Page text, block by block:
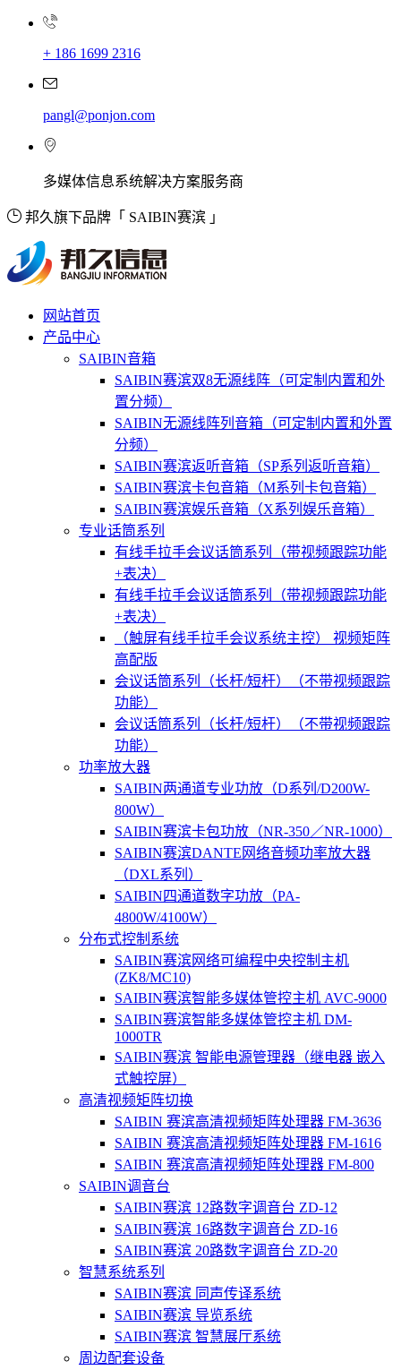
+ 186 1699 2316
pangl@ponjon.com
多媒体信息系统解决方案服务商
邦久旗下品牌「 SAIBIN赛滨 」
网站首页
产品中心
SAIBIN音箱
SAIBIN赛滨双8无源线阵（可定制内置和外
置分频）
SAIBIN无源线阵列音箱（可定制内置和外置
分频）
SAIBIN赛滨返听音箱（SP系列返听音箱）
SAIBIN赛滨卡包音箱（M系列卡包音箱）
SAIBIN赛滨娱乐音箱（X系列娱乐音箱）
专业话筒系列
有线手拉手会议话筒系列（带视频跟踪功能
+表决）
有线手拉手会议话筒系列（带视频跟踪功能
+表决）
（触屏有线手拉手会议系统主控） 视频矩阵
高配版
会议话筒系列（长杆/短杆）（不带视频跟踪
功能）
会议话筒系列（长杆/短杆）（不带视频跟踪
功能）
功率放大器
SAIBIN两通道专业功放（D系列/D200W-
800W）
SAIBIN赛滨卡包功放（NR-350／NR-1000）
SAIBIN赛滨DANTE网络音频功率放大器
（DXL系列）
SAIBIN四通道数字功放（PA-
4800W/4100W）
分布式控制系统
SAIBIN赛滨网络可编程中央控制主机
(ZK8/MC10)
SAIBIN赛滨智能多媒体管控主机 AVC-9000
SAIBIN赛滨智能多媒体管控主机 DM-
1000TR
SAIBIN赛滨 智能电源管理器（继电器 嵌入
式触控屏）
高清视频矩阵切换
SAIBIN 赛滨高清视频矩阵处理器 FM-3636
SAIBIN 赛滨高清视频矩阵处理器 FM-1616
SAIBIN 赛滨高清视频矩阵处理器 FM-800
SAIBIN调音台
SAIBIN赛滨 12路数字调音台 ZD-12
SAIBIN赛滨 16路数字调音台 ZD-16
SAIBIN赛滨 20路数字调音台 ZD-20
智慧系统系列
SAIBIN赛滨 同声传译系统
SAIBIN赛滨 导览系统
SAIBIN赛滨 智慧展厅系统
周边配套设备